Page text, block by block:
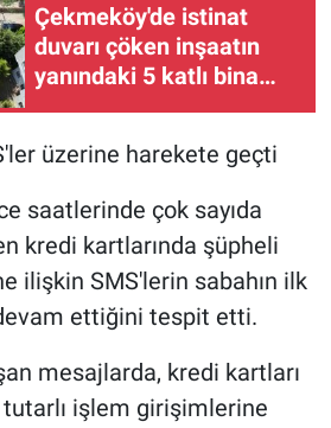
Çekmeköy'de istinat
duvarı çöken inşaatın
yanındaki 5 katlı bina
boşaltıldı
üzerine harekete geçti
saatlerinde çok sayıda
kredi kartlarında şüpheli
ilişkin SMS'lerin sabahın ilk
ettiğini tespit etti.
mesajlarda, kredi kartları
işlem girişimlerine